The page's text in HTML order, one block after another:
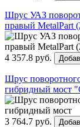
Шрус УАЗ
правый MetalPart
4 357.8 руб.
Шрус
гибридный мост
3 764.7 руб.